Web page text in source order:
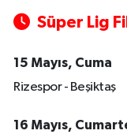
Süper Lig
15 Mayıs, Cuma
Rizespor - Beşiktaş
16 Mayıs,